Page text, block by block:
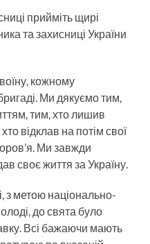
прийміть щирі
та захисниці України
кожному
Ми дякуємо тим,
тим, хто лишив
відклав на потім свої
Ми завжди
своє життя за Україну.
з метою національно-
до свята було
Всі бажаючи мають